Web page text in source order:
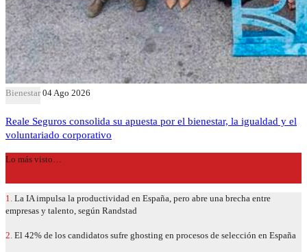
Bienestar 04 Ago 2026
Reale Seguros consolida su apuesta por el bienestar, la igualdad y el
voluntariado corporativo
Lo más visto…
1. La IA impulsa la productividad en España, pero abre una brecha entre
empresas y talento, según Randstad
2. El 42% de los candidatos sufre ghosting en procesos de selección en España